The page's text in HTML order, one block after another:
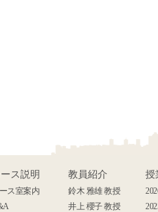
ス説明
ス室案内
教員紹介
鈴木 雅雄 教授
井上 櫻子 教授
授